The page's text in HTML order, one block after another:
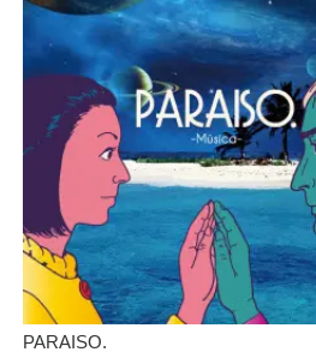
PARAISO.